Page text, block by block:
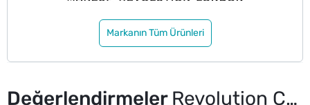
Markanın Tüm Ürünleri
Değerlendirmeler Revolution Conceal & Define Fondöten F2